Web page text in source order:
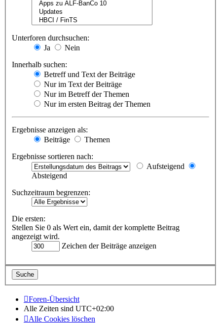
Unterforen durchsuchen:
Ja
Nein
Innerhalb suchen:
Betreff und Text der Beiträge
Nur im Text der Beiträge
Nur im Betreff der Themen
Nur im ersten Beitrag der Themen
Ergebnisse anzeigen als:
Beiträge
Themen
Ergebnisse sortieren nach:
Aufsteigend
Absteigend
Suchzeitraum begrenzen:
Die ersten:
Stellen Sie 0 als Wert ein, damit der komplette Beitrag
angezeigt wird.
Zeichen der Beiträge anzeigen
Foren-Übersicht
Alle Zeiten sind UTC+02:00
Alle Cookies löschen